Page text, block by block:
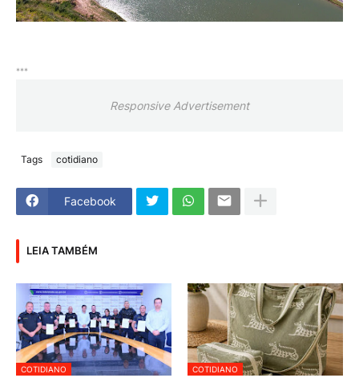
***
Responsive Advertisement
Tags cotidiano
Facebook
LEIA TAMBÉM
COTIDIANO COTIDIANO